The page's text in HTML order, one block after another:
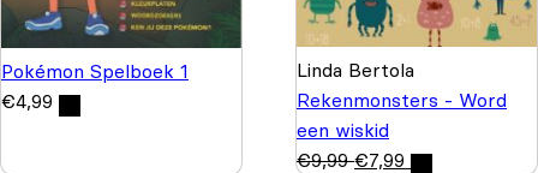
Pokémon Spelboek 1
€4,99
Linda Bertola
Rekenmonsters - Word
een wiskid
€9,99 €7,99